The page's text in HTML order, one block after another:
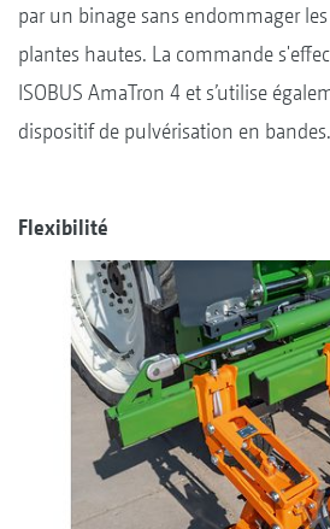
par un binage sans endommager
plantes hautes. La commande
ISOBUS AmaTron 4 et s’utilise
dispositif de pulvérisation en bandes.
Flexibilité